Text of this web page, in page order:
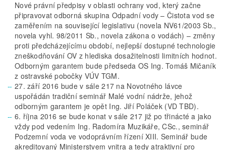
Nové právní předpisy v oblasti ochrany vod, který začne
připravovat odborná skupina Odpadní vody – Čistota vod se
zaměřením na související legislativu (novela NV61/2003 Sb.,
novela vyhl. 98/2011 Sb., novela zákona o vodách) – změny
proti předcházejícímu období, nejlepší dostupné technologie
zneškodňování OV z hlediska dosažitelnosti limitních hodnot.
Odborným garantem bude předseda OS Ing. Tomáš Mičaník
z ostravské pobočky VÚV TGM.
27. září 2016 bude v sále 217 na Novotného lávce
uspořádán tradiční seminář Malé vodní nádrže, jehož
odborným garantem je opět Ing. Jiří Poláček (VD TBD).
6. října 2016 se bude konat v sále 217 již po třinácté a jako
vždy pod vedením Ing. Radomíra Muzikáře, CSc., seminář
Podzemní voda ve vodoprávním řízení XIII. Seminář bude
akreditovaný Ministerstvem vnitra a tedy atraktivní pro